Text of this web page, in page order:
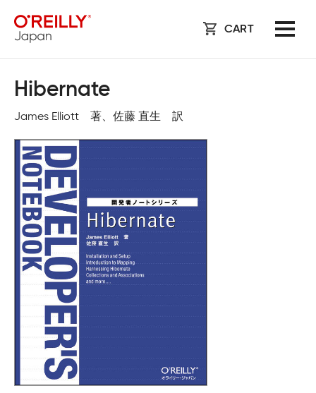
CART
Hibernate
James Elliott 著、佐藤 直生 訳